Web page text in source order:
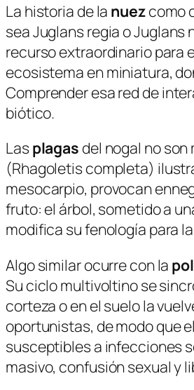
La historia de la nuezcomo
seaJuglans regiaoJuglans
recurso extraordinario para
ecosistema en miniatura,
Comprender esa red de
biótico.
Lasplagasdel nogal no
(Rhagoletis completa)
mesocarpio, provocan
fruto: el árbol, sometido a
modifica su fenología para
Algo similar ocurre con la
Su ciclo multivoltino se
corteza o en el suelo la
oportunistas, de modo que
susceptibles a infecciones
masivo, confusión sexual y